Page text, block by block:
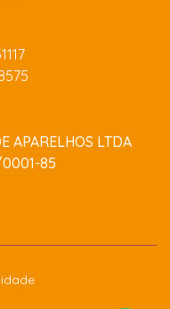
APARELHOS LTDA
85